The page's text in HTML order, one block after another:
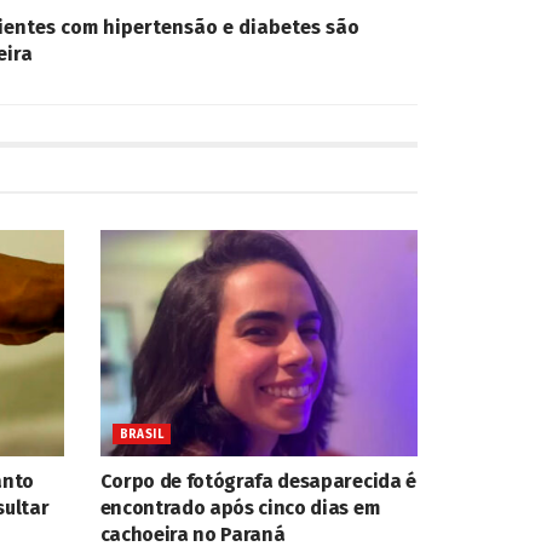
com hipertensão e diabetes são
BRASIL
Corpo de fotógrafa desaparecida é
encontrado após cinco dias em
cachoeira no Paraná